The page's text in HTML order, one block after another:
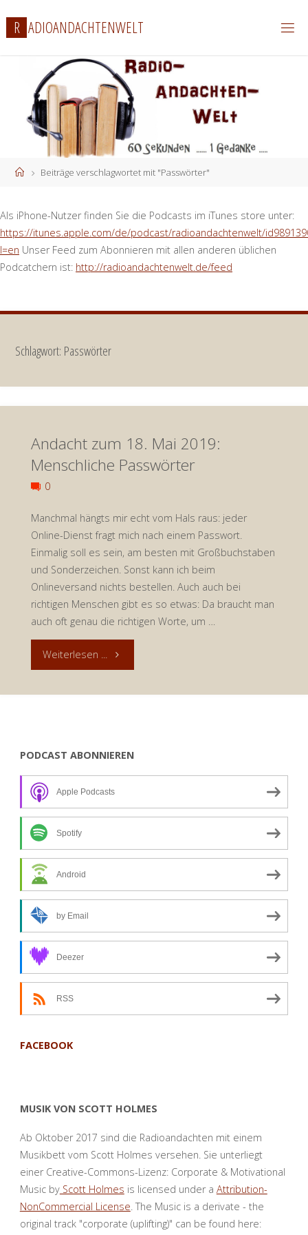
Inhalt
springen
R ADIOANDACHTENWELT
StartBeiträge verschlagwortet mit "Passwörter"
Als iPhone-Nutzer finden Sie die Podcasts im iTunes store unter:
https://itunes.apple.com/de/podcast/radioandachtenwelt/
l=en Unser Feed zum Abonnieren mit allen anderen üblichen
Podcatchern ist: http://radioandachtenwelt.de/feed
Schlagwort: Passwörter
Andacht zum 18. Mai 2019:
Menschliche Passwörter
0
Manchmal hängts mir echt vom Hals raus: jeder
Online-Dienst fragt mich nach einem Passwort.
Einmalig soll es sein, am besten mit Großbuchstaben
und Sonderzeichen. Sonst kann ich beim
Onlineversand nichts bestellen. Auch auch bei
richtigen Menschen gibt es so etwas: Da braucht man
auch oft genau die richtigen Worte, um …
Weiterlesen ... "Andacht
2019:
PODCAST ABONNIEREN
Apple Podcasts
Spotify
Android
by Email
Deezer
RSS
FACEBOOK
MUSIK VON SCOTT HOLMES
Ab Oktober 2017 sind die Radioandachten mit einem
Musikbett vom Scott Holmes versehen. Sie unterliegt
einer Creative-Commons-Lizenz: Corporate & Motivational
Music byScott Holmes is licensed under a Attribution-
NonCommercial License. The Music is a derivate - the
original track "corporate (uplifting)" can be found here: